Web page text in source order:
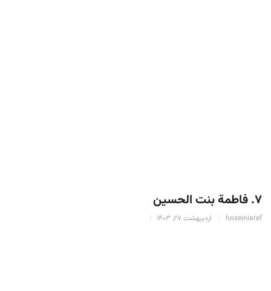
۷. فاطمة بنت الحسین
hoseiniaref اردیبهشت 27, 1403